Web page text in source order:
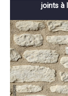
joints à